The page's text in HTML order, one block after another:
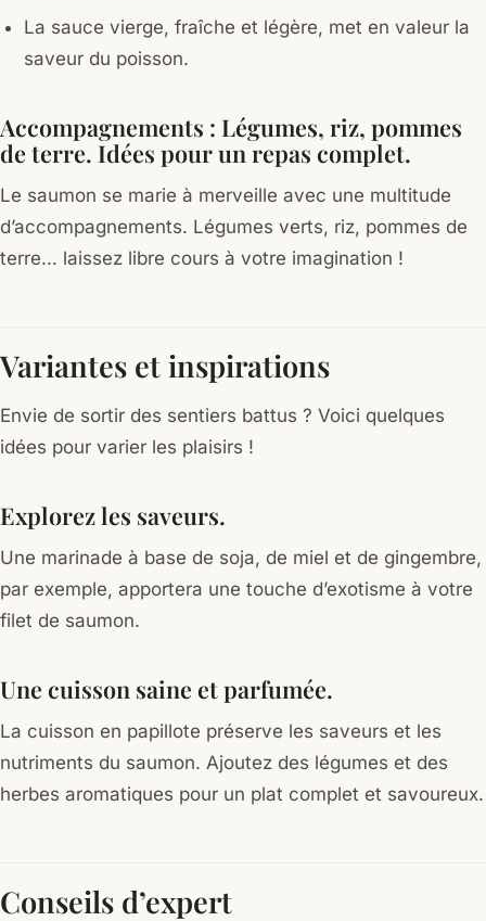
La sauce vierge, fraîche et légère, met en valeur la
saveur du poisson.
Accompagnements : Légumes, riz, pommes
de terre. Idées pour un repas complet.
Le saumon se marie à merveille avec une multitude
d’accompagnements. Légumes verts, riz, pommes de
terre… laissez libre cours à votre imagination !
Variantes et inspirations
Envie de sortir des sentiers battus ? Voici quelques
idées pour varier les plaisirs !
Explorez les saveurs.
Une marinade à base de soja, de miel et de gingembre,
par exemple, apportera une touche d’exotisme à votre
filet de saumon.
Une cuisson saine et parfumée.
La cuisson en papillote préserve les saveurs et les
nutriments du saumon. Ajoutez des légumes et des
herbes aromatiques pour un plat complet et savoureux.
Conseils d’expert